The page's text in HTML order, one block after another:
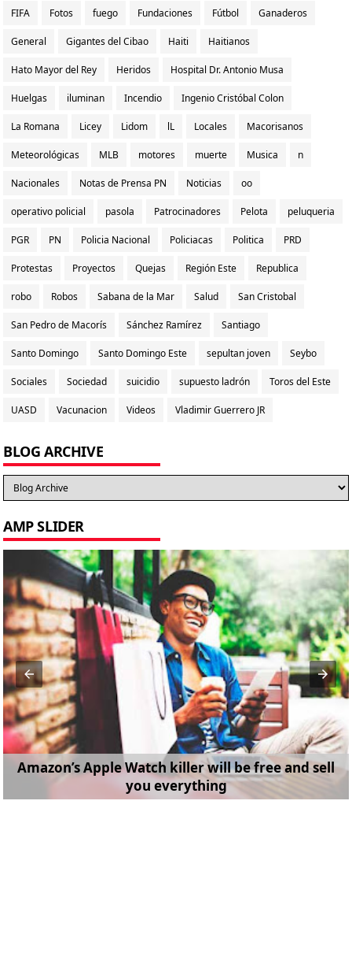
FIFA Fotos fuego Fundaciones Fútbol Ganaderos
General Gigantes del Cibao Haiti Haitianos
Hato Mayor del Rey Heridos Hospital Dr. Antonio Musa
Huelgas iluminan Incendio Ingenio Cristóbal Colon
La Romana Licey Lidom lL Locales Macorisanos
Meteorológicas MLB motores muerte Musica n
Nacionales Notas de Prensa PN Noticias oo
operativo policial pasola Patrocinadores Pelota peluqueria
PGR PN Policia Nacional Policiacas Politica PRD
Protestas Proyectos Quejas Región Este Republica
robo Robos Sabana de la Mar Salud San Cristobal
San Pedro de Macorís Sánchez Ramírez Santiago
Santo Domingo Santo Domingo Este sepultan joven Seybo
Sociales Sociedad suicidio supuesto ladrón Toros del Este
UASD Vacunacion Videos Vladimir Guerrero JR
BLOG ARCHIVE
AMP SLIDER
Amazon’s Apple Watch killer will be free and sell
you everything